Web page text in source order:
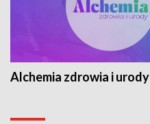
Alchemia zdrowia i urody